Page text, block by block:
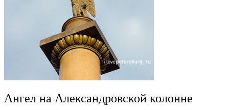
Ангел на Александровской колонне